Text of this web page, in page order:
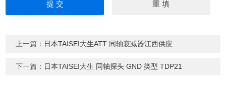
上一篇： 日本TAISEI大生ATT 同轴衰减器江西供应
下一篇： 日本TAISEI大生 同轴探头 GND 类型 TDP21